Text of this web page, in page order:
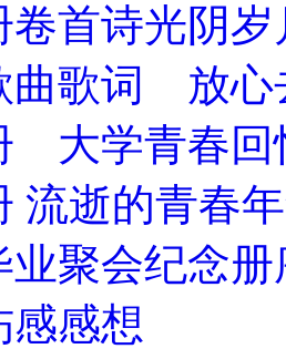
卷首诗光阴岁
曲歌词 放心
大学青春回
流逝的青春
业聚会纪念册
感感想